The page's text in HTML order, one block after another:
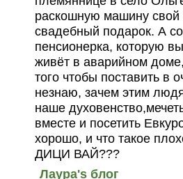
раскошную машину свой
свадебный подарок. А
пенсионерка, которую
живёт в аварийном
того чтобы поставить в
незнаю, зачем этим
наше
вместе и посетить
хорошо, и что такое
ДИЦИ ВАЙ???
Лаура's блог